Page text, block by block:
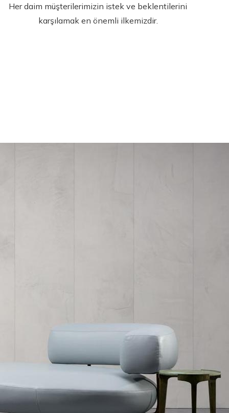
Her daim müşterilerimizin istek ve beklentilerini
karşılamak en önemli ilkemizdir.